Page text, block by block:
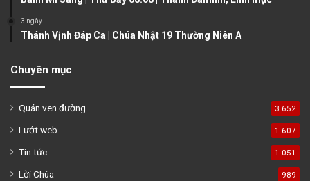
3 ngày
Thánh Vịnh Đáp Ca | Chúa Nhật 19 Thường Niên A
Chuyên mục
Quán ven đường 3.652
Lướt web 1.607
Tin tức 1.051
Lời Chúa 989